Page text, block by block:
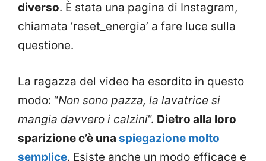
diverso. È stata una pagina di Instagram,
chiamata ‘reset_energia’ a fare luce sulla
questione.
La ragazza del video ha esordito in questo
modo: “Non sono pazza, la lavatrice si
mangia davvero i calzini“. Dietro alla loro
sparizione c’è una spiegazione molto
semplice. Esiste anche un modo efficace e